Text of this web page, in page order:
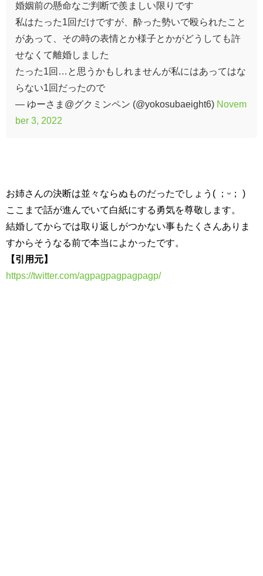
婚姻前の懸命なご判断で羨ましい限りです
私はたった1回だけですが、酔った勢いで殴られたこと
があって、その時の表情とか様子とかがどうしても許
せなくて離婚しました
たった1回…と思うかもしれませんが私にはあってはな
らない1回だったので
— ゆーさま@グクミンペン (@yokosubaeight6) Novem
ber 3, 2022
お姉さんの決断は並々ならぬものだったでしょう( ；ᵕ； )
ここまで話が進んでいて白紙にする勇気を尊敬します。
結婚してからでは取り返しがつかない事もたくさんありま
すからそうなる前で本当によかったです。
【引用元】
https://twitter.com/agpagpagpagpagp/